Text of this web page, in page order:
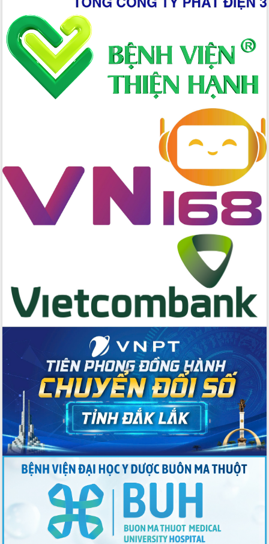
Hòn Yến phát triển du lịch gắn với bảo
tồn biển
Lấy ý kiến điều chỉnh Quy hoạch tỉnh
Đắk Lắk thời kỳ 2021-2030, tầm nhìn
đến năm 2050
Phát động chiến dịch 30 ngày đêm
giải phóng mặt bằng Tuyến đường bộ
chuyển đổi số giai đoạn 2026 – 2030
với Tập đoàn Bưu chính Viễn thông
Việt Nam
Thứ trưởng Bộ Y tế làm việc với tỉnh
Đắk Lắk về phát triển nhân lực y tế
cho trạm y tế cấp xã
trong thương mại điện tử năm 2026
Đoàn đại biểu Quốc hội tỉnh Đắk Lắk
trao đổi thông tin trước Kỳ họp thứ
Quyết liệt cải cách hành chính, khơi
thông nguồn lực phát triển
Nâng cao hiệu lực, hiệu quả HĐND
tỉnh thông qua hiện đại hóa hành chính
Xã Ea Phê gắn cải cách hành chính với
chuyển đổi số
Phó Chủ tịch Thường trực UBND tỉnh
Hồ Thị Nguyên Thảo làm việc tại Trung
tâm Phục vụ hành chính công xã Ea
Phê
Xây dựng nền hành chính số đồng
hành cùng nông dân dân, doanh nghiệp
Giai đoạn 2026-2030, Đắk Lắk phấn
đấu có 77% xã đạt chuẩn nông thôn